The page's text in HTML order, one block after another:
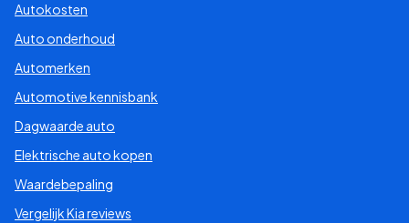
Autokosten
Auto onderhoud
Automerken
Automotive kennisbank
Dagwaarde auto
Elektrische auto kopen
Waardebepaling
Vergelijk Kia reviews